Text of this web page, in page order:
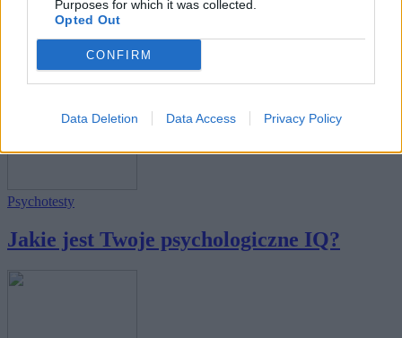
Purposes for which it was collected.
Opted Out
CONFIRM
Data Deletion Data Access Privacy Policy
·
Jak długo przetrwa Wasz związek?
Psychotesty
Jakie jest Twoje psychologiczne IQ?